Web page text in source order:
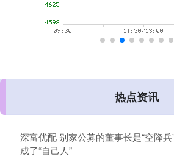
热点资讯
深富优配 别家公募的董事长是“空降
成了“自己人”